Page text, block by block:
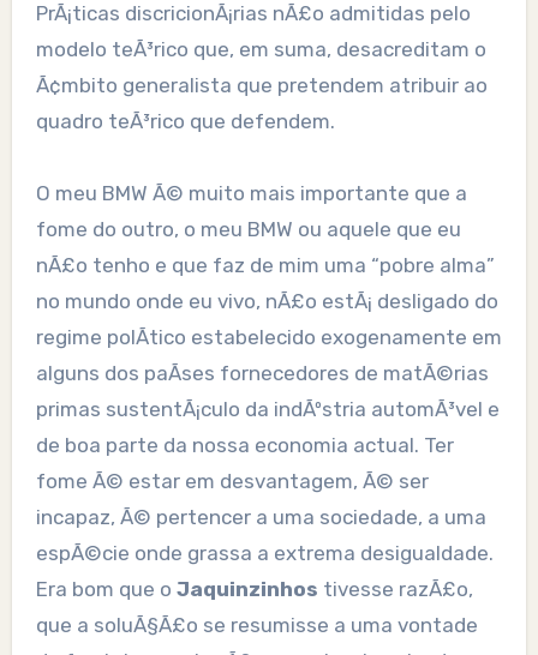
PrÃ¡ticas discricionÃ¡rias nÃ£o admitidas pelo
modelo teÃ³rico que, em suma, desacreditam o
Ã¢mbito generalista que pretendem atribuir ao
quadro teÃ³rico que defendem.
O meu BMW Ã© muito mais importante que a
fome do outro, o meu BMW ou aquele que eu
nÃ£o tenho e que faz de mim uma “pobre alma”
no mundo onde eu vivo, nÃ£o estÃ¡ desligado do
regime polÃ­tico estabelecido exogenamente em
alguns dos paÃ­ses fornecedores de matÃ©rias
primas sustentÃ¡culo da indÃºstria automÃ³vel e
de boa parte da nossa economia actual. Ter
fome Ã© estar em desvantagem, Ã© ser
incapaz, Ã© pertencer a uma sociedade, a uma
espÃ©cie onde grassa a extrema desigualdade.
Era bom que o Jaquinzinhos tivesse razÃ£o,
que a soluÃ§Ã£o se resumisse a uma vontade